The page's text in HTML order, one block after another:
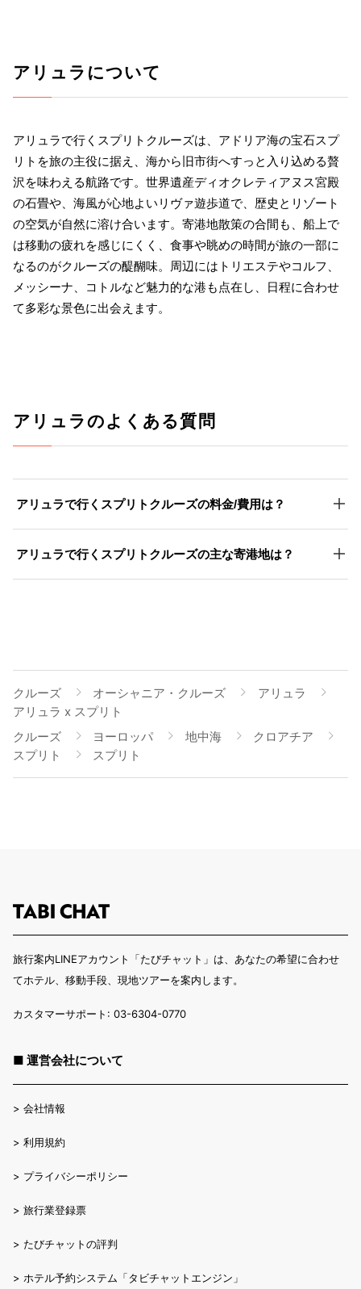
アリュラについて
アリュラで行くスプリトクルーズは、アドリア海の宝石スプ
リトを旅の主役に据え、海から旧市街へすっと入り込める贅
沢を味わえる航路です。世界遺産ディオクレティアヌス宮殿
の石畳や、海風が心地よいリヴァ遊歩道で、歴史とリゾート
の空気が自然に溶け合います。寄港地散策の合間も、船上で
は移動の疲れを感じにくく、食事や眺めの時間が旅の一部に
なるのがクルーズの醍醐味。周辺にはトリエステやコルフ、
メッシーナ、コトルなど魅力的な港も点在し、日程に合わせ
て多彩な景色に出会えます。
アリュラのよくある質問
アリュラで行くスプリトクルーズの料金/費用は？
アリュラで行くスプリトクルーズの主な寄港地は？
クルーズ オーシャニア・クルーズ
アリュラ
アリュラ x スプリト
クルーズ
ヨーロッパ 地中海
クロアチア
スプリト
スプリト
旅行案内LINEアカウント「たびチャット」は、あなたの希望に合わせ
てホテル、移動手段、現地ツアーを案内します。
カスタマーサポート: 03-6304-0770
■ 運営会社について
> 会社情報
> 利用規約
> プライバシーポリシー
> 旅行業登録票
> たびチャットの評判
> ホテル予約システム「タビチャットエンジン」